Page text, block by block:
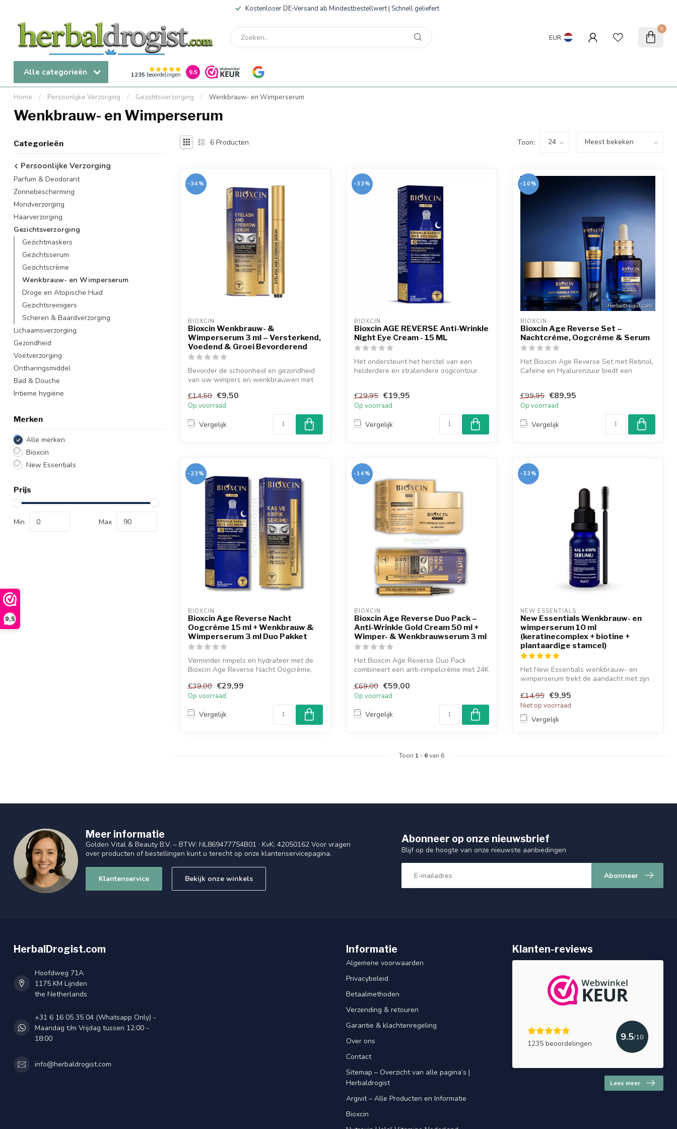
9,5
Kostenloser DE-Versand ab Mindestbestellwert | Schnell geliefert
EUR
0
Alle categorieën 1235 beoordelingen 9.5
Home / Persoonlijke Verzorging / Gezichtsverzorging / Wenkbrauw- en Wimperserum
Wenkbrauw- en Wimperserum
Categorieën
Persoonlijke Verzorging
Parfum & Deodorant
Zonnebescherming
Mondverzorging
Haarverzorging
Gezichtsverzorging
Gezichtmaskers
Gezichtsserum
Gezichtscrème
Wenkbrauw- en Wimperserum
Droge en Atopische Huid
Gezichtsreinigers
Scheren & Baardverzorging
Lichaamsverzorging
Gezondheid
Voetverzorging
Ontharingsmiddel
Bad & Douche
Intieme hygiëne
Merken
Alle merken
Bioxcin
New Essentials
Prijs
Min Max
6 Producten Toon:
-34%
BIOXCIN
Bioxcin Wenkbrauw- &
Wimperserum 3 ml – Versterkend,
Voedend & Groei Bevorderend
Bevorder de schoonheid en gezondheid
van uw wimpers en wenkbrauwen met
€14,50 €9,50
Op voorraad
Vergelijk
-33%
BIOXCIN
Bioxcin AGE REVERSE Anti-Wrinkle
Night Eye Cream - 15 ML
Het ondersteunt het herstel van een
helderdere en stralendere oogcontour.
€29,95 €19,95
Op voorraad
Vergelijk
-10%
BIOXCIN
Bioxcin Age Reverse Set –
Nachtcrème, Oogcrème & Serum
Het Bioxcin Age Reverse Set met Retinol,
Cafeïne en Hyaluronzuur biedt een
€99,95 €89,95
Op voorraad
Vergelijk
-23%
BIOXCIN
Bioxcin Age Reverse Nacht
Oogcrème 15 ml + Wenkbrauw &
Wimperserum 3 ml Duo Pakket
Verminder rimpels en hydrateer met de
Bioxcin Age Reverse Nacht Oogcrème,
€39,00 €29,99
Op voorraad
Vergelijk
-14%
BIOXCIN
Bioxcin Age Reverse Duo Pack –
Anti-Wrinkle Gold Cream 50 ml +
Wimper- & Wenkbrauwserum 3 ml
Het Bioxcin Age Reverse Duo Pack
combineert een anti-rimpelcrème met 24K
€69,00 €59,00
Op voorraad
Vergelijk
-33%
NEW ESSENTIALS
New Essentials Wenkbrauw- en
wimperserum 10 ml
(keratinecomplex + biotine +
plantaardige stamcel)
Het New Essentials wenkbrauw- en
wimperserum trekt de aandacht met zijn
€14,95 €9,95
Niet op voorraad
Vergelijk
Toon 1 - 6van 6
Meer informatie
Golden Vital & Beauty B.V. – BTW: NL869477754B01 · KvK: 42050162 Voor vragen
over producten of bestellingen kunt u terecht op onze klantenservicepagina.
Klantenservice Bekijk onze winkels
Abonneer op onze nieuwsbrief
Blijf op de hoogte van onze nieuwste aanbiedingen
Abonneer
HerbalDrogist.com
Hoofdweg 71A
1175 KM Lijnden
the Netherlands
+31 6 16 05 35 04 (Whatsapp Only) -
Maandag t/m Vrijdag tussen 12:00 -
18:00
info@herbaldrogist.com
Informatie
Algemene voorwaarden
Privacybeleid
Betaalmethoden
Verzending & retouren
Garantie & klachtenregeling
Over ons
Contact
Sitemap – Overzicht van alle pagina’s |
Herbaldrogist
Argivit – Alle Producten en Informatie
Bioxcin
Klanten-reviews
1235 beoordelingen
9.5/10
Lees meer